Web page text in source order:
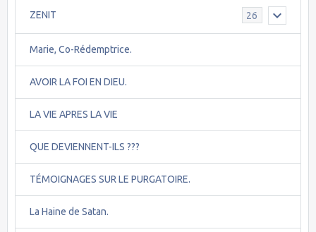
ZENIT 26
Marie, Co-Rédemptrice.
AVOIR LA FOI EN DIEU.
LA VIE APRES LA VIE
QUE DEVIENNENT-ILS ???
TÉMOIGNAGES SUR LE PURGATOIRE.
La Haine de Satan.